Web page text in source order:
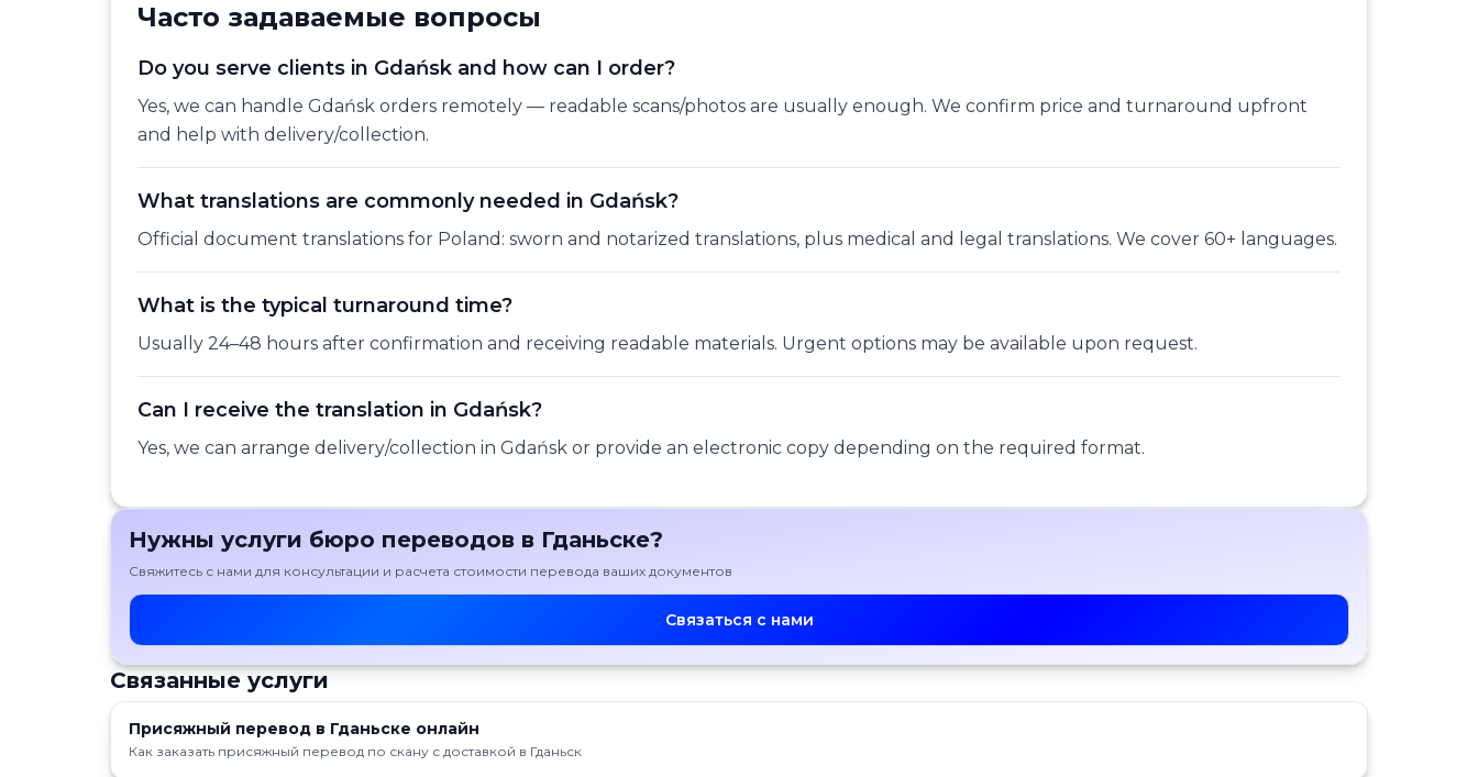
Часто задаваемые вопросы
Do you serve clients in Gdańsk and how can I order?
Yes, we can handle Gdańsk orders remotely — readable scans/photos are usually enough. We confirm price and turnaround upfront
and help with delivery/collection.
What translations are commonly needed in Gdańsk?
Official document translations for Poland: sworn and notarized translations, plus medical and legal translations. We cover 60+ languages.
What is the typical turnaround time?
Usually 24–48 hours after confirmation and receiving readable materials. Urgent options may be available upon request.
Can I receive the translation in Gdańsk?
Yes, we can arrange delivery/collection in Gdańsk or provide an electronic copy depending on the required format.
Нужны услуги бюро переводов в Гданьске?
Свяжитесь с нами для консультации и расчета стоимости перевода ваших документов
Связаться с нами
Связанные услуги
Присяжный перевод в Гданьске онлайн
Как заказать присяжный перевод по скану с доставкой в Гданьск